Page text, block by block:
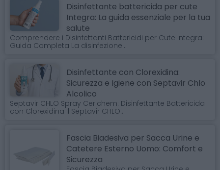
Disinfettante battericida per cute
Integra: La guida essenziale per la tua
salute
Comprendere i Disinfettanti Battericidi per Cute Integra:
Guida Completa La disinfezione...
Disinfettante con Clorexidina:
Sicurezza e Igiene con Septavir Chlo
Alcolico
Septavir CHLO Spray Cerichem: Disinfettante Battericida
con Clorexidina Il Septavir CHLO...
Fascia Biadesiva per Sacca Urine e
Catetere Esterno Uomo: Comfort e
Sicurezza